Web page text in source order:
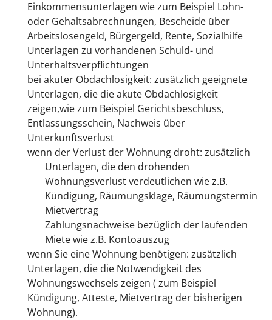
Einkommensunterlagen wie zum Beispiel Lohn-
oder Gehaltsabrechnungen, Bescheide über
Arbeitslosengeld, Bürgergeld, Rente, Sozialhilfe
Unterlagen zu vorhandenen Schuld- und
Unterhaltsverpflichtungen
bei akuter Obdachlosigkeit: zusätzlich geeignete
Unterlagen, die die akute Obdachlosigkeit
zeigen,wie zum Beispiel Gerichtsbeschluss,
Entlassungsschein, Nachweis über
Unterkunftsverlust
wenn der Verlust der Wohnung droht: zusätzlich
Unterlagen, die den drohenden
Wohnungsverlust verdeutlichen wie z.B.
Kündigung, Räumungsklage, Räumungstermin
Mietvertrag
Zahlungsnachweise bezüglich der laufenden
Miete wie z.B. Kontoauszug
wenn Sie eine Wohnung benötigen: zusätzlich
Unterlagen, die die Notwendigkeit des
Wohnungswechsels zeigen ( zum Beispiel
Kündigung, Atteste, Mietvertrag der bisherigen
Wohnung).